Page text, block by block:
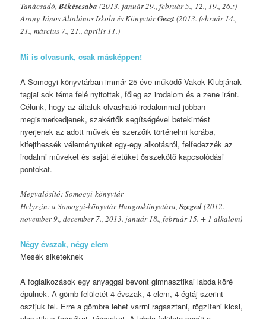
Tanácsadó,Békéscsaba (2013. január 29., február 5., 12., 19., 26.;)
Arany János Általános Iskola és KönyvtárGeszt(2013. február 14.,
21., március 7., 21., április 11.)
Mi is olvasunk, csak másképpen!
A Somogyi-könyvtárban immár 25 éve működő Vakok Klubjának
tagjai sok téma felé nyitottak, főleg az irodalom és a zene iránt.
Célunk, hogy az általuk olvasható irodalommal jobban
megismerkedjenek, szakértők segítségével betekintést
nyerjenek az adott művek és szerzőik történelmi korába,
kifejthessék véleményüket egy-egy alkotásról, felfedezzék az
irodalmi műveket és saját életüket összekötő kapcsolódási
pontokat.
Megvalósító: Somogyi-könyvtár
Helyszín: a Somogyi-könyvtár Hangoskönyvtára,Szeged(2012.
november 9., december 7., 2013. január 18., február 15. + 1 alkalom)
Négy évszak, négy elem
Mesék siketeknek
A foglalkozások egy anyaggal bevont gimnasztikai labda köré
épülnek. A gömb felületét 4 évszak, 4 elem, 4 égtáj szerint
osztjuk fel. Erre a gömbre lehet varrni ragasztani, rögzíteni kicsi,